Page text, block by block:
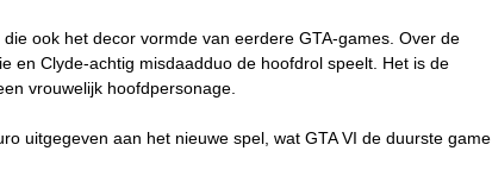
ook het decor vormde van eerdere GTA-games. Over de
en Clyde-achtig misdaadduo de hoofdrol speelt. Het is de
vrouwelijk hoofdpersonage.
uitgegeven aan het nieuwe spel, wat GTA VI de duurste game